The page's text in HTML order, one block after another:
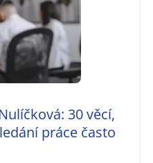
30 věcí,
práce často